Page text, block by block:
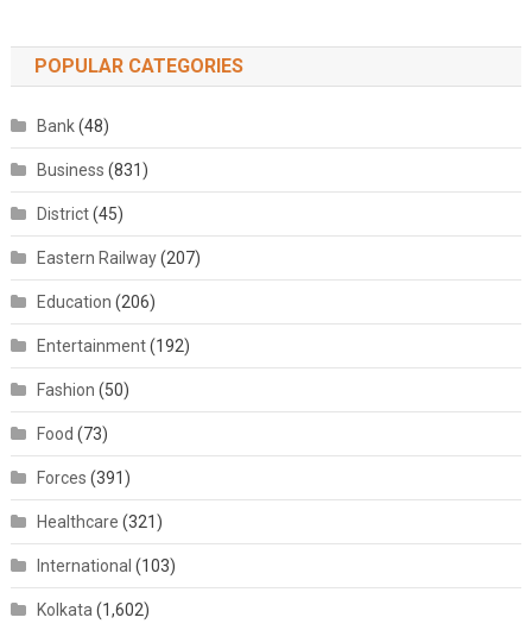
POPULAR CATEGORIES
Bank(48)
Business (831)
District(45)
Eastern Railway(207)
Education (206)
Entertainment(192)
Fashion (50)
Food (73)
Forces (391)
Healthcare (321)
International (103)
Kolkata (1,602)